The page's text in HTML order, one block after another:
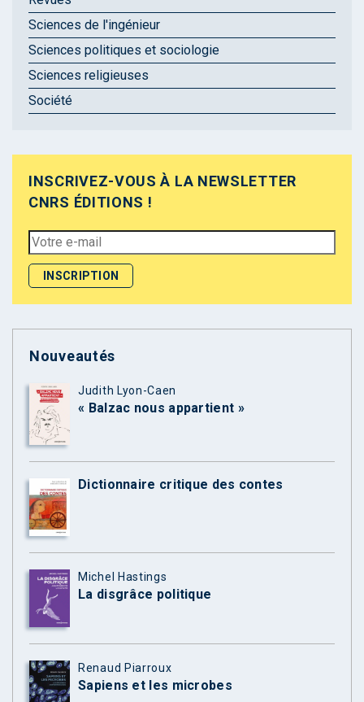
Sciences de l'ingénieur
Sciences politiques et sociologie
Sciences religieuses
Société
INSCRIVEZ-VOUS À LA NEWSLETTER
CNRS ÉDITIONS !
Nouveautés
Judith Lyon-Caen
« Balzac nous appartient »
Dictionnaire critique des contes
Michel Hastings
La disgrâce politique
Renaud Piarroux
Sapiens et les microbes